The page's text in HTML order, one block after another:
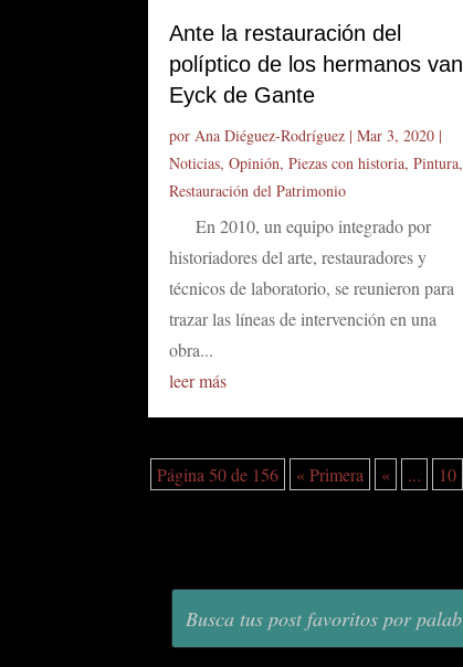
Ante la restauración del
políptico de los hermanos van
Eyck de Gante
porAna Diéguez-Rodríguez |Mar 3, 2020 |
Noticias,Opinión,Piezas con historia,Pintura,
Restauración del Patrimonio
En 2010, un equipo integrado por
historiadores del arte, restauradores y
técnicos de laboratorio, se reunieron para
trazar las líneas de intervención en una
obra...
leer más
Página 50 de 156 « Primera « ... 10